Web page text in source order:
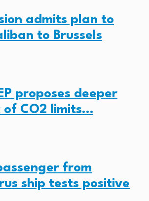
admits plan to
to Brussels
proposes deeper
of CO2 limits…
from
ship tests positive